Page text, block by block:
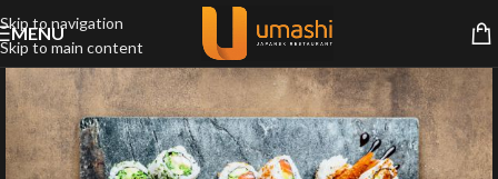
Skip to navigation
Skip to main content
MENU